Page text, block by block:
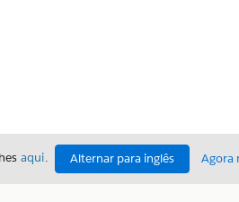
aqui. Alternar para inglês Agora